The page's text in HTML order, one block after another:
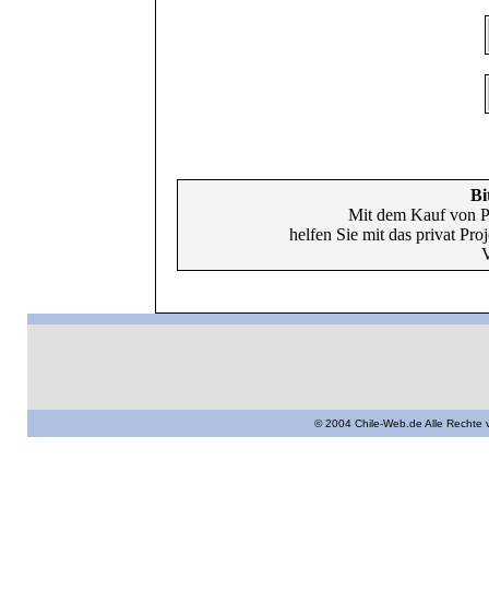
Mit dem Kauf von
helfen Sie mit das privat
© 2004 Chile-Web.de Alle Rechte